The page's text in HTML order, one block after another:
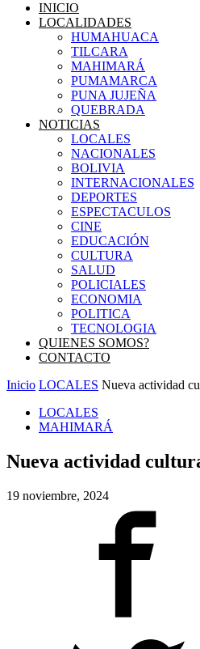
INICIO
LOCALIDADES
HUMAHUACA
TILCARA
MAHIMARÁ
PUMAMARCA
PUNA JUJEÑA
QUEBRADA
NOTICIAS
LOCALES
NACIONALES
BOLIVIA
INTERNACIONALES
DEPORTES
ESPECTACULOS
CINE
EDUCACIÓN
CULTURA
SALUD
POLICIALES
ECONOMIA
POLITICA
TECNOLOGIA
QUIENES SOMOS?
CONTACTO
Inicio LOCALES Nueva actividad
LOCALES
MAHIMARÁ
Nueva actividad
19 noviembre, 2024